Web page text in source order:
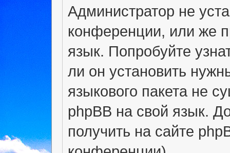
Администратор не
конференции, или же
язык. Попробуйте
ли он установить
языкового пакета не
phpBB на свой язык.
получить на сайте